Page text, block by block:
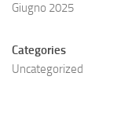
Giugno 2025
Categories
Uncategorized